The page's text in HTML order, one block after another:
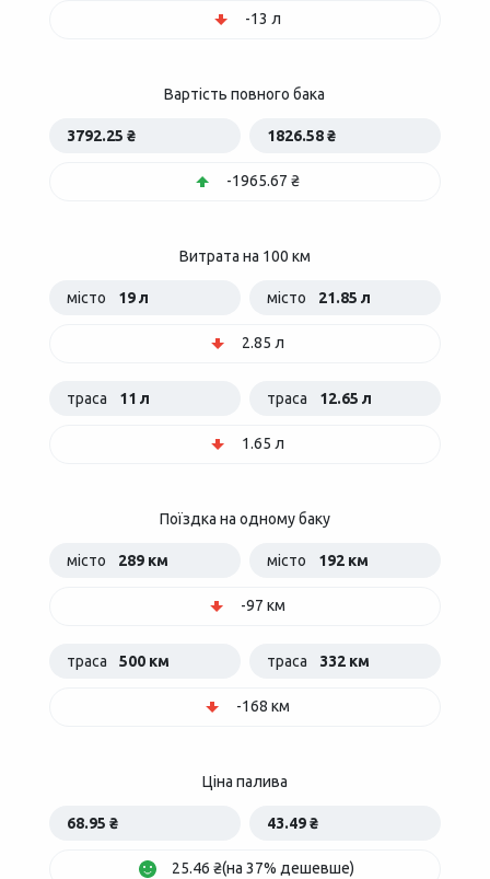
-13 л
Вартість повного бака
3792.25 ₴ 1826.58 ₴
-1965.67 ₴
Витрата на 100 км
місто 19 л місто 21.85 л
2.85 л
траса 11 л траса 12.65 л
1.65 л
Поїздка на одному баку
місто 289 км місто 192 км
-97 км
траса 500 км траса 332 км
-168 км
Ціна палива
68.95 ₴ 43.49 ₴
25.46 ₴(на 37% дешевше)